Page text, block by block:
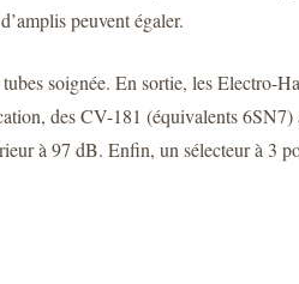
peuvent égaler.
soignée. En sortie, les
des CV-181 (équivalents
à 97 dB. Enfin, un sélecteur à 3